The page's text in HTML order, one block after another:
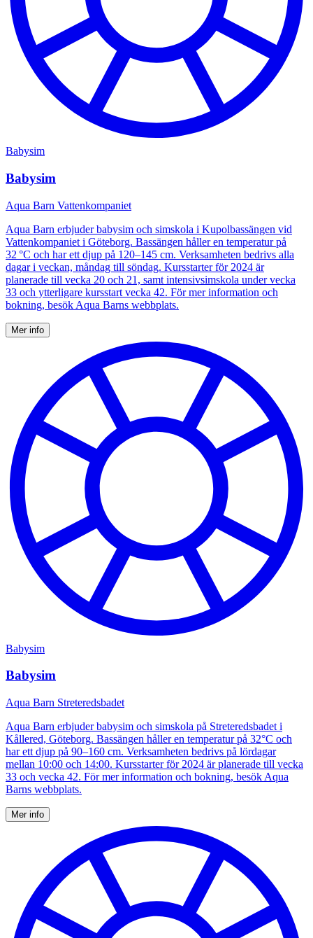
Babysim
Babysim
Aqua Barn Vattenkompaniet
Aqua Barn erbjuder babysim och simskola i Kupolbassängen vid
Vattenkompaniet i Göteborg. Bassängen håller en temperatur på
32 °C och har ett djup på 120–145 cm. Verksamheten bedrivs alla
dagar i veckan, måndag till söndag. Kursstarter för 2024 är
planerade till vecka 20 och 21, samt intensivsimskola under vecka
33 och ytterligare kursstart vecka 42. För mer information och
bokning, besök Aqua Barns webbplats.
Mer info
Babysim
Babysim
Aqua Barn Streteredsbadet
Aqua Barn erbjuder babysim och simskola på Streteredsbadet i
Kållered, Göteborg. Bassängen håller en temperatur på 32°C och
har ett djup på 90–160 cm. Verksamheten bedrivs på lördagar
mellan 10:00 och 14:00. Kursstarter för 2024 är planerade till vecka
33 och vecka 42. För mer information och bokning, besök Aqua
Barns webbplats.
Mer info